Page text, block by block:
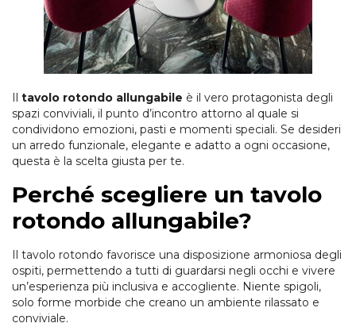
Il tavolo rotondo allungabile è il vero protagonista degli
spazi conviviali, il punto d’incontro attorno al quale si
condividono emozioni, pasti e momenti speciali. Se desideri
un arredo funzionale, elegante e adatto a ogni occasione,
questa è la scelta giusta per te.
Perché scegliere un tavolo
rotondo allungabile?
Il tavolo rotondo favorisce una disposizione armoniosa degli
ospiti, permettendo a tutti di guardarsi negli occhi e vivere
un’esperienza più inclusiva e accogliente. Niente spigoli,
solo forme morbide che creano un ambiente rilassato e
conviviale.